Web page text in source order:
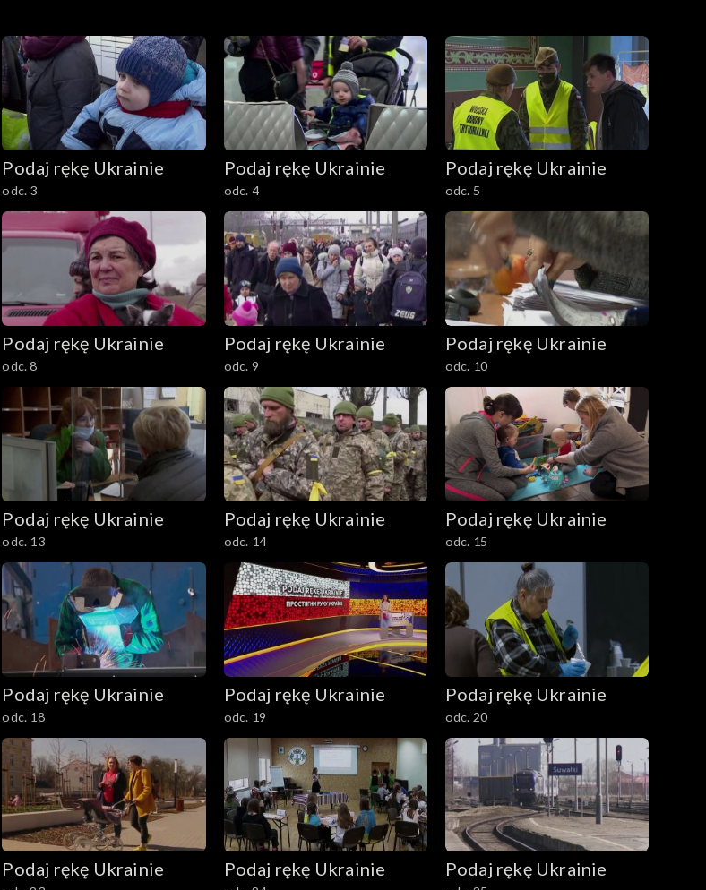
Podaj rękę Ukrainie
odc. 3
Podaj rękę Ukrainie
odc. 4
Podaj rękę Ukrainie
odc. 5
Podaj rękę Ukrainie
odc. 8
Podaj rękę Ukrainie
odc. 9
Podaj rękę Ukrainie
odc. 10
Podaj rękę Ukrainie
odc. 13
Podaj rękę Ukrainie
odc. 14
Podaj rękę Ukrainie
odc. 15
Podaj rękę Ukrainie
odc. 18
Podaj rękę Ukrainie
odc. 19
Podaj rękę Ukrainie
odc. 20
Podaj rękę Ukrainie Podaj rękę Ukrainie Podaj rękę Ukrainie